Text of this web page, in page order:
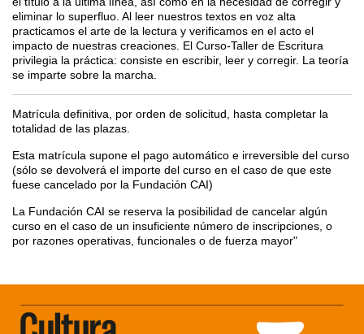
eliminar lo superfluo. Al leer nuestros textos en voz alta
practicamos el arte de la lectura y verificamos en el acto el
impacto de nuestras creaciones. El Curso-Taller de Escritura
privilegia la práctica: consiste en escribir, leer y corregir. La teoría
se imparte sobre la marcha.
Matrícula definitiva, por orden de solicitud, hasta completar la
totalidad de las plazas.
Esta matrícula supone el pago automático e irreversible del curso
(sólo se devolverá el importe del curso en el caso de que este
fuese cancelado por la Fundación CAI)
La Fundación CAI se reserva la posibilidad de cancelar algún
curso en el caso de un insuficiente número de inscripciones, o
por razones operativas, funcionales o de fuerza mayor"